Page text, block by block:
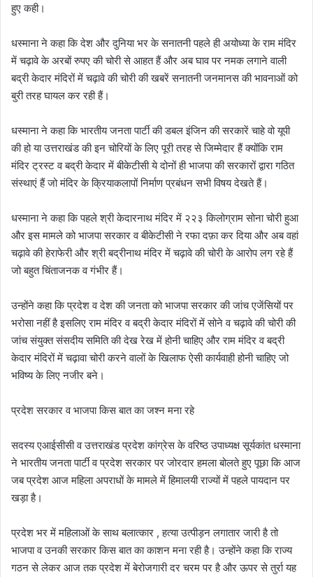
हुए कही।
धस्माना ने कहा कि देश और दुनिया भर के सनातनी पहले ही अयोध्या के राम मंदिर
में चढ़ावे के अरबों रुपए की चोरी से आहत हैं और अब घाव पर नमक लगाने वाली
बद्री केदार मंदिरों में चढ़ावे की चोरी की खबरें सनातनी जनमानस की भावनाओं को
बुरी तरह घायल कर रही हैं।
धस्माना ने कहा कि भारतीय जनता पार्टी की डबल इंजिन की सरकारें चाहे वो यूपी
की हो या उत्तराखंड की इन चोरियों के लिए पूरी तरह से जिम्मेदार हैं क्योंकि राम
मंदिर ट्रस्ट व बद्री केदार में बीकेटीसी ये दोनों ही भाजपा की सरकारों द्वारा गठित
संस्थाएं हैं जो मंदिर के क्रियाकलापों निर्माण प्रबंधन सभी विषय देखते हैं।
धस्माना ने कहा कि पहले श्री केदारनाथ मंदिर में २२३ किलोग्राम सोना चोरी हुआ
और इस मामले को भाजपा सरकार व बीकेटीसी ने रफा दफ़ा कर दिया और अब वहां
चढ़ावे की हेराफेरी और श्री बद्रीनाथ मंदिर में चढ़ावे की चोरी के आरोप लग रहे हैं
जो बहुत चिंताजनक व गंभीर हैं।
उन्होंने कहा कि प्रदेश व देश की जनता को भाजपा सरकार की जांच एजेंसियों पर
भरोसा नहीं है इसलिए राम मंदिर व बद्री केदार मंदिरों में सोने व चढ़ावे की चोरी की
जांच संयुक्त संसदीय समिति की देख रेख में होनी चाहिए और राम मंदिर व बद्री
केदार मंदिरों में चढ़ावा चोरी करने वालों के खिलाफ ऐसी कार्यवाही होनी चाहिए जो
भविष्य के लिए नजीर बने।
प्रदेश सरकार व भाजपा किस बात का जश्न मना रहे
सदस्य एआईसीसी व उत्तराखंड प्रदेश कांग्रेस के वरिष्ठ उपाध्यक्ष सूर्यकांत धस्माना
ने भारतीय जनता पार्टी व प्रदेश सरकार पर जोरदार हमला बोलते हुए पूछा कि आज
जब प्रदेश आज महिला अपराधों के मामले में हिमालयी राज्यों में पहले पायदान पर
खड़ा है।
प्रदेश भर में महिलाओं के साथ बलात्कार , हत्या उत्पीड़न लगातार जारी है तो
भाजपा व उनकी सरकार किस बात का काशन मना रही है। उन्होंने कहा कि राज्य
गठन से लेकर आज तक प्रदेश में बेरोजगारी दर चरम पर है और ऊपर से तुर्रा यह